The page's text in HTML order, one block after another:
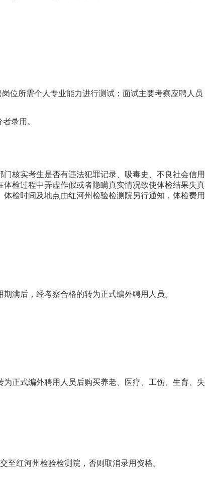
位所需个人专业能力进行测试 ； 面试主要考察应聘人员
者录用 。
核实考生是否有违法犯罪记录、吸毒史、不良社会信用
体检过程中弄虚作假或者隐瞒真实情况致使体检结果失真
体检时间及地点由红河州检验检测院另行通知，体检费用
期满后，经考察合格的转为正式编外聘用人员。
正式编外聘用人员后购买养老、医疗、工伤、生育、失
至红河州检验检测院 ，否则取消录用资格。